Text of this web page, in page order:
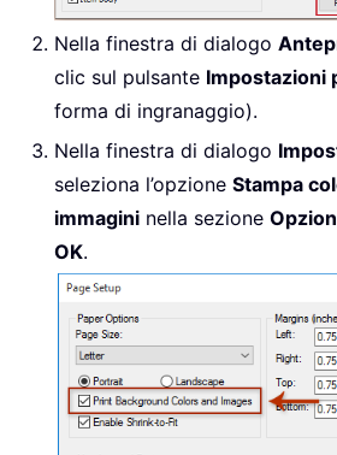
Nella finestra di dialogo
clic sul pulsante Impostazioni
forma di ingranaggio).
Nella finestra di dialogo
seleziona l’opzione Stampa
immagini nella sezione
OK.